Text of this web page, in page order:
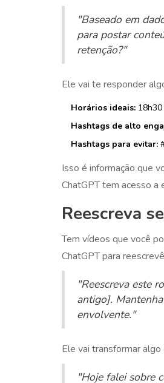
"Baseado em
para postar
retenção?"
Ele vai te responder
Horários ideais:
Hashtags de alto
Hashtags para evitar:
Isso é informação que
ChatGPT tem acesso a
Reescreva
Tem vídeos que você
ChatGPT para
"Reescreva este
antigo].
envolvente."
Ele vai transformar algo
"Hoje falei sobre